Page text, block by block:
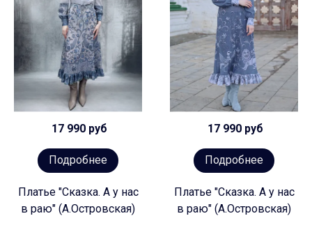
17 990 руб
Подробнее
Платье "Сказка. А у нас
в раю" (А.Островская)
17 990 руб
Подробнее
Платье "Сказка. А у нас
в раю" (А.Островская)